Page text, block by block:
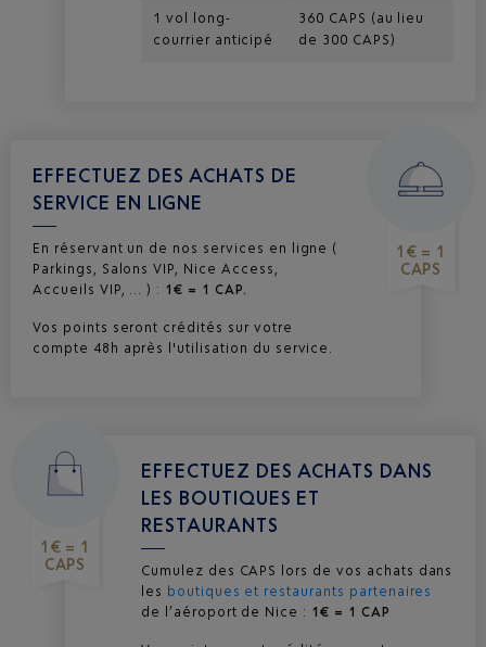
1 vol long-
courrier anticipé
360 CAPS (au lieu
de 300 CAPS)
EFFECTUEZ DES ACHATS DE
SERVICE EN LIGNE
En réservant un de nos services en ligne (
Parkings, Salons VIP, Nice Access,
Accueils VIP, ... ) : 1€ = 1 CAP.
Vos points seront crédités sur votre
compte 48h après l'utilisation du service.
1€ = 1
CAPS
1€ = 1
CAPS
EFFECTUEZ DES ACHATS DANS
LES BOUTIQUES ET
RESTAURANTS
Cumulez des CAPS lors de vos achats dans
les boutiques et restaurants partenaires
de l’aéroport de Nice : 1€ = 1 CAP